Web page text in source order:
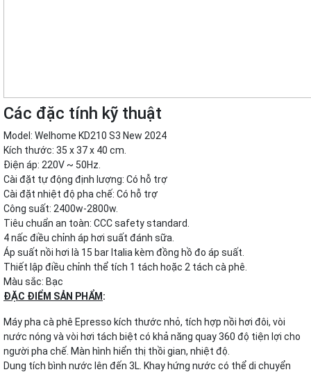
Các đặc tính kỹ thuật
Model: Welhome KD210 S3 New 2024
Kích thước: 35 x 37 x 40 cm.
Điện áp: 220V ~ 50Hz.
Cài đặt tự động định lượng: Có hỗ trợ
Cài đặt nhiệt độ pha chế: Có hỗ trợ
Công suất: 2400w-2800w.
Tiêu chuẩn an toàn: CCC safety standard.
4 nấc điều chỉnh áp hơi suất đánh sữa.
Áp suất nồi hơi là 15 bar Italia kèm đồng hồ đo áp suất.
Thiết lập điều chỉnh thể tích 1 tách hoặc 2 tách cà phê.
Màu sắc: Bạc
ĐẶC ĐIỂM SẢN PHẨM :
Máy pha cà phê Epresso kích thước nhỏ, tích hợp nồi hơi đôi, vòi
nước nóng và vòi hơi tách biệt có khả năng quay 360 độ tiện lợi cho
người pha chế. Màn hình hiển thị thồi gian, nhiệt độ.
Dung tích bình nước lên đến 3L. Khay hứng nước có thể di chuyển